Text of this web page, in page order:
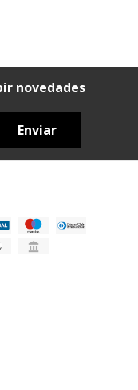
novedades
Enviar